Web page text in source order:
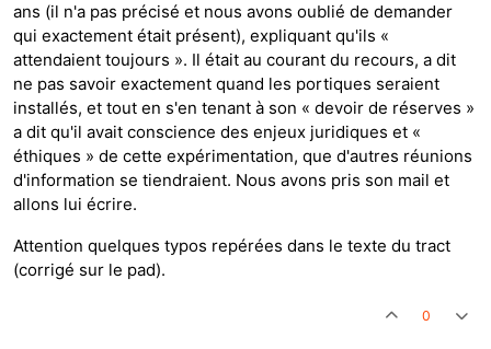
ans (il n'a pas précisé et nous avons oublié de demander
qui exactement était présent), expliquant qu'ils «
attendaient toujours ». Il était au courant du recours, a dit
ne pas savoir exactement quand les portiques seraient
installés, et tout en s'en tenant à son « devoir de réserves »
a dit qu'il avait conscience des enjeux juridiques et «
éthiques » de cette expérimentation, que d'autres réunions
d'information se tiendraient. Nous avons pris son mail et
allons lui écrire.
Attention quelques typos repérées dans le texte du tract
(corrigé sur le pad).
0